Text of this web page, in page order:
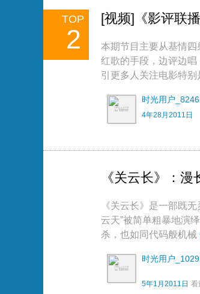
TOP
2
[视频]《影评联
本期节目主要从基情
红歌的手段，边评边
引更多人关注电影特别
时光用户
4年28月2011日
《关云长》：
《关云长》是一部既
云天”被简单粗暴地演
杀，也如同代码般机械
时光用户
5年1月2011日 看